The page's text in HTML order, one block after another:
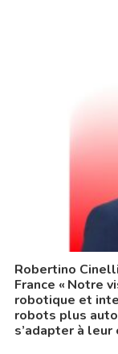
Robertino
France « Notre
robotique et
robots plus
s’adapter à leur